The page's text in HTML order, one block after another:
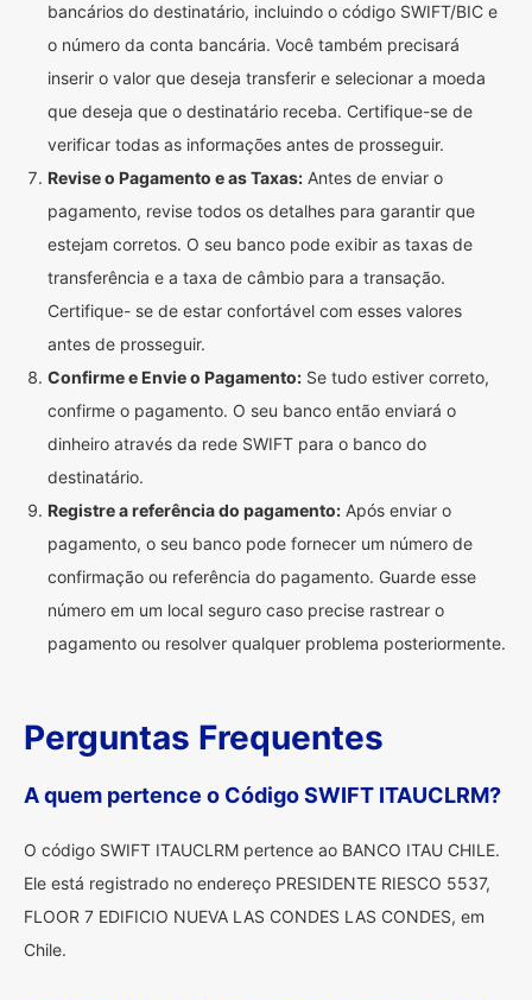
bancários do destinatário, incluindo o código SWIFT/BIC e
o número da conta bancária. Você também precisará
inserir o valor que deseja transferir e selecionar a moeda
que deseja que o destinatário receba. Certifique-se de
verificar todas as informações antes de prosseguir.
Revise o Pagamento e as Taxas: Antes de enviar o
pagamento, revise todos os detalhes para garantir que
estejam corretos. O seu banco pode exibir as taxas de
transferência e a taxa de câmbio para a transação.
Certifique- se de estar confortável com esses valores
antes de prosseguir.
Confirme e Envie o Pagamento: Se tudo estiver correto,
confirme o pagamento. O seu banco então enviará o
dinheiro através da rede SWIFT para o banco do
destinatário.
Registre a referência do pagamento: Após enviar o
pagamento, o seu banco pode fornecer um número de
confirmação ou referência do pagamento. Guarde esse
número em um local seguro caso precise rastrear o
pagamento ou resolver qualquer problema posteriormente.
Perguntas Frequentes
A quem pertence o Código SWIFT ITAUCLRM?
O código SWIFT ITAUCLRM pertence ao BANCO ITAU CHILE.
Ele está registrado no endereço PRESIDENTE RIESCO 5537,
FLOOR 7 EDIFICIO NUEVA LAS CONDES LAS CONDES, em
Chile.